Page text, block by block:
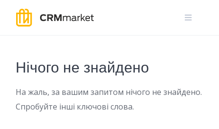
content
Нічого не знайдено
На жаль, за вашим запитом нічого не знайдено.
Спробуйте інші ключові слова.